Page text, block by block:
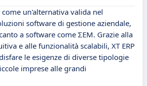
come un'alternativa valida nel
software di gestione aziendale,
a software come ΣEM. Grazie alla
e alle funzionalità scalabili, XT ERP
le esigenze di diverse tipologie
imprese alle grandi